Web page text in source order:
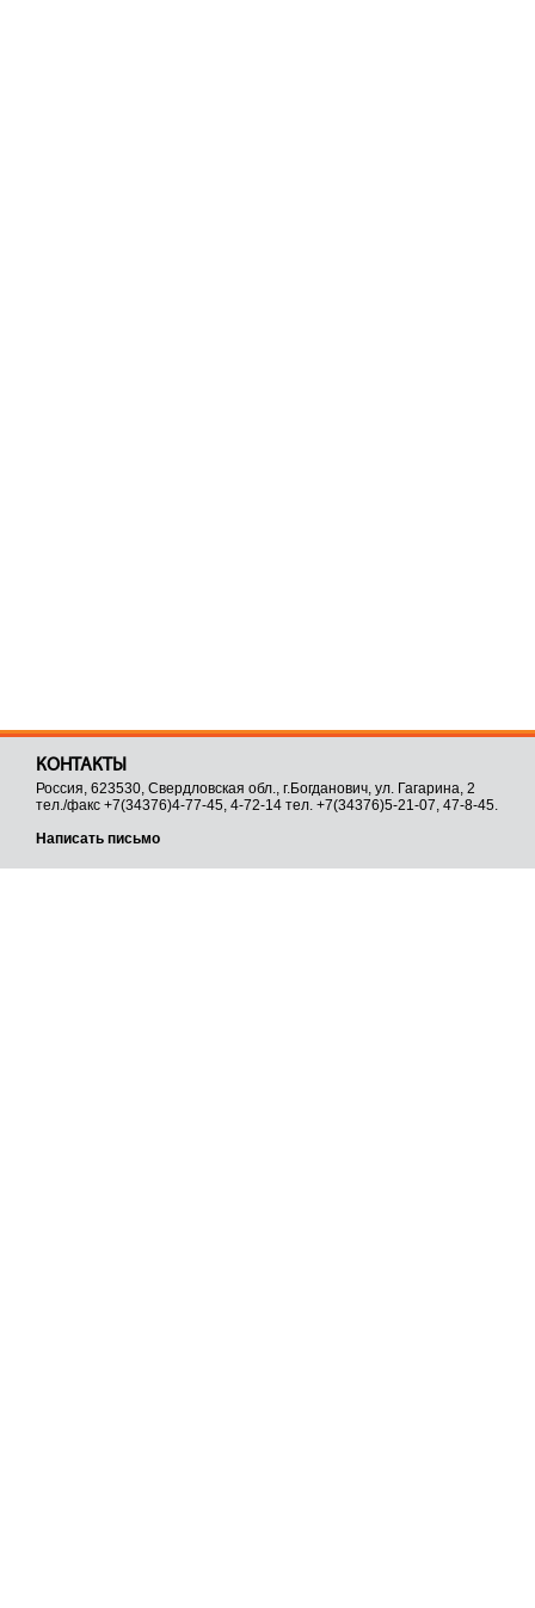
КОНТАКТЫ
Россия, 623530, Свердловская обл., г.Богданович, ул. Гагарина, 2
тел./факс +7(34376)4-77-45, 4-72-14 тел. +7(34376)5-21-07, 47-8-45.
Написать письмо